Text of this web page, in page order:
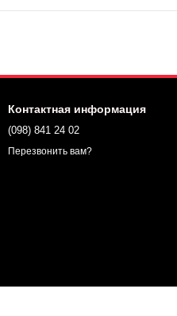
Контактная информация
(098) 841 24 02
Перезвонить вам?